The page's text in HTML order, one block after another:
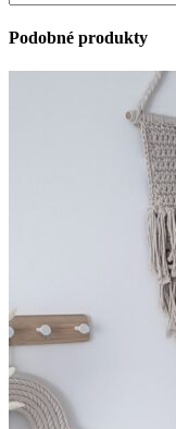
Podobné produkty